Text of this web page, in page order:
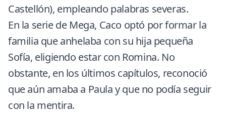
Castellón), empleando palabras severas.
En la serie de Mega, Caco optó por formar la
familia que anhelaba con su hija pequeña
Sofía, eligiendo estar con Romina. No
obstante, en los últimos capítulos, reconoció
que aún amaba a Paula y que no podía seguir
con la mentira.